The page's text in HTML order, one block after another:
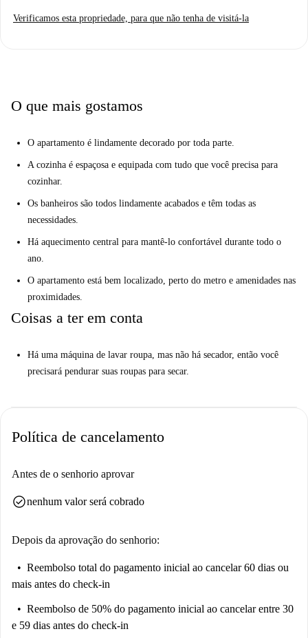
Verificamos esta propriedade, para que não tenha de visitá-la
O que mais gostamos
O apartamento é lindamente decorado por toda parte.
A cozinha é espaçosa e equipada com tudo que você precisa para
cozinhar.
Os banheiros são todos lindamente acabados e têm todas as
necessidades.
Há aquecimento central para mantê-lo confortável durante todo o
ano.
O apartamento está bem localizado, perto do metro e amenidades nas
proximidades.
Coisas a ter em conta
Há uma máquina de lavar roupa, mas não há secador, então você
precisará pendurar suas roupas para secar.
Política de cancelamento
Antes de o senhorio aprovar
check_circlenenhum valor será cobrado
Depois da aprovação do senhorio:
Reembolso total do pagamento inicial ao cancelar 60 dias ou
mais antes do check-in
Reembolso de 50% do pagamento inicial ao cancelar entre 30
e 59 dias antes do check-in